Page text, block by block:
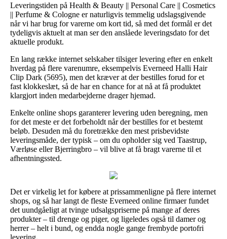
Leveringstiden på Health & Beauty || Personal Care || Cosmetics
|| Perfume & Cologne er naturligvis temmelig udslagsgivende
når vi har brug for varerne om kort tid, så med det formål er det
tydeligvis aktuelt at man ser den anslåede leveringsdato for det
aktuelle produkt.
En lang række internet selskaber tilsiger levering efter en enkelt
hverdag på flere varenumre, eksempelvis Everneed Halli Hair
Clip Dark (5695), men det kræver at der bestilles forud for et
fast klokkeslæt, så de har en chance for at nå at få produktet
klargjort inden medarbejderne drager hjemad.
Enkelte online shops garanterer levering uden beregning, men
for det meste er det forbeholdt når der bestilles for et bestemt
beløb. Desuden må du foretrække den mest prisbevidste
leveringsmåde, der typisk – om du opholder sig ved Taastrup,
Værløse eller Bjerringbro – vil blive at få bragt varerne til et
afhentningssted.
Det er virkelig let for købere at prissammenligne på flere internet
shops, og så har langt de fleste Everneed online firmaer fundet
det uundgåeligt at tvinge udsalgspriserne på mange af deres
produkter – til drenge og piger, og ligeledes også til damer og
herrer – helt i bund, og endda nogle gange frembyde portofri
levering.